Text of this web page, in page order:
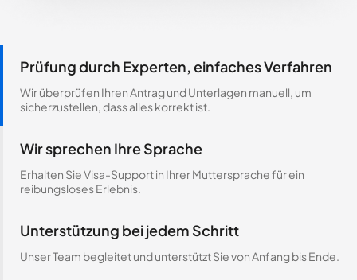
Prüfung durch Experten, einfaches Verfahren
Wir überprüfen Ihren Antrag und Unterlagen manuell, um
sicherzustellen, dass alles korrekt ist.
Wir sprechen Ihre Sprache
Erhalten Sie Visa-Support in Ihrer Muttersprache für ein
reibungsloses Erlebnis.
Unterstützung bei jedem Schritt
Unser Team begleitet und unterstützt Sie von Anfang bis Ende.